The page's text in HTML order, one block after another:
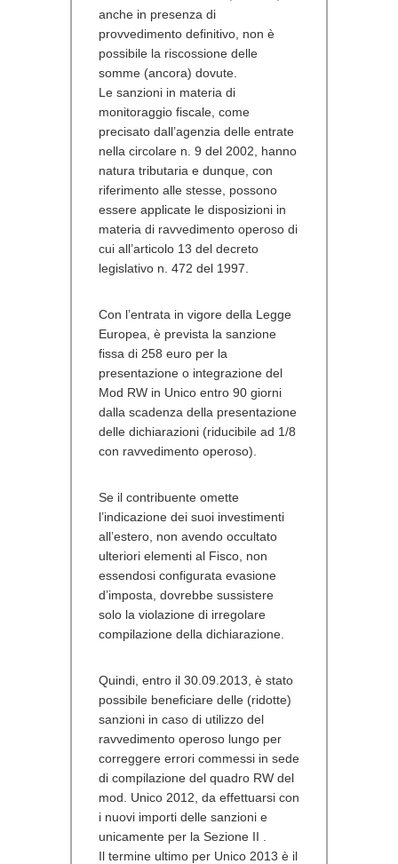
anche in presenza di
provvedimento definitivo, non è
possibile la riscossione delle
somme (ancora) dovute.
Le sanzioni in materia di
monitoraggio fiscale, come
precisato dall’agenzia delle entrate
nella circolare n. 9 del 2002, hanno
natura tributaria e dunque, con
riferimento alle stesse, possono
essere applicate le disposizioni in
materia di ravvedimento operoso di
cui all’articolo 13 del decreto
legislativo n. 472 del 1997.
Con l’entrata in vigore della Legge
Europea, è prevista la sanzione
fissa di 258 euro per la
presentazione o integrazione del
Mod RW in Unico entro 90 giorni
dalla scadenza della presentazione
delle dichiarazioni (riducibile ad 1/8
con ravvedimento operoso).
Se il contribuente omette
l’indicazione dei suoi investimenti
all’estero, non avendo occultato
ulteriori elementi al Fisco, non
essendosi configurata evasione
d’imposta, dovrebbe sussistere
solo la violazione di irregolare
compilazione della dichiarazione
Quindi, entro il 30.09.2013, è stato
possibile beneficiare delle (ridotte)
sanzioni in caso di utilizzo del
ravvedimento operoso lungo per
correggere errori commessi in sede
di compilazione del quadro RW del
mod. Unico 2012 , da effettuarsi con
i nuovi importi delle sanzioni e
unicamente per la Sezione II
Il termine ultimo per Unico 2013 è il